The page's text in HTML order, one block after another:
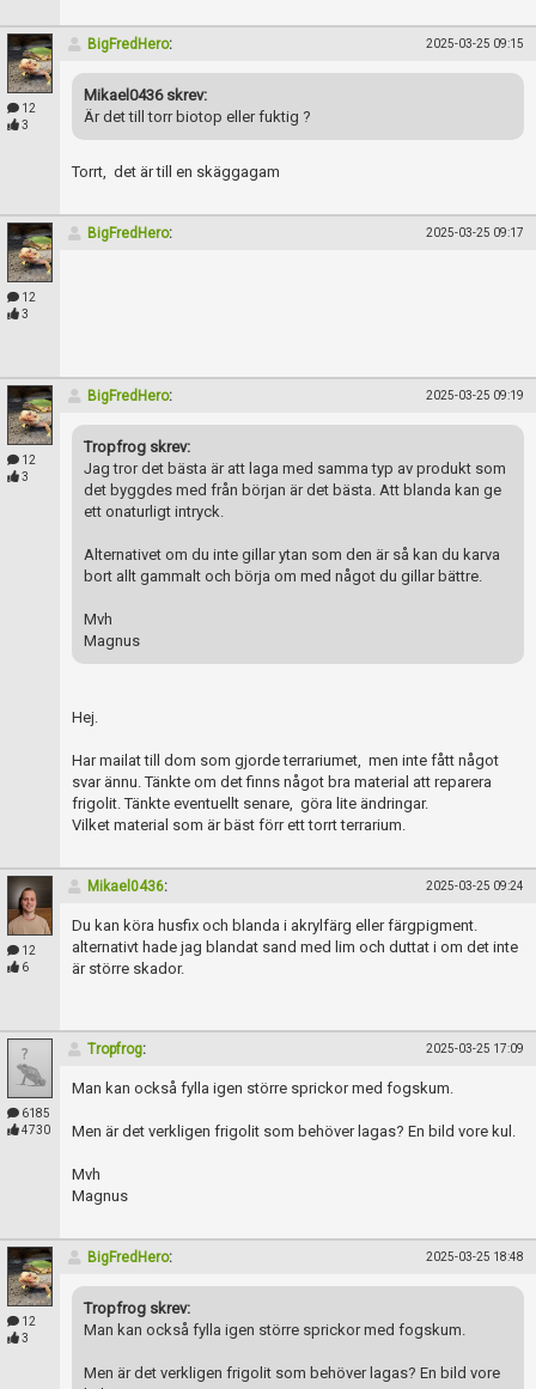
12
3
BigFredHero: 2025-03-25 09:15
Mikael0436 skrev:
Är det till torr biotop eller fuktig ?
Torrt, det är till en skäggagam
12
3
BigFredHero: 2025-03-25 09:17
12
3
BigFredHero: 2025-03-25 09:19
Tropfrog skrev:
Jag tror det bästa är att laga med samma typ av produkt som
det byggdes med från början är det bästa. Att blanda kan ge
ett onaturligt intryck.
Alternativet om du inte gillar ytan som den är så kan du karva
bort allt gammalt och börja om med något du gillar bättre.
Mvh
Magnus
Hej.
Har mailat till dom som gjorde terrariumet, men inte fått något
svar ännu. Tänkte om det finns något bra material att reparera
frigolit. Tänkte eventuellt senare, göra lite ändringar.
Vilket material som är bäst förr ett torrt terrarium.
12
6
Mikael0436: 2025-03-25 09:24
Du kan köra husfix och blanda i akrylfärg eller färgpigment.
alternativt hade jag blandat sand med lim och duttat i om det inte
är större skador.
6185
4730
Tropfrog: 2025-03-25 17:09
Man kan också fylla igen större sprickor med fogskum.
Men är det verkligen frigolit som behöver lagas? En bild vore kul.
Mvh
Magnus
12
3
BigFredHero: 2025-03-25 18:48
Tropfrog skrev:
Man kan också fylla igen större sprickor med fogskum.
Men är det verkligen frigolit som behöver lagas? En bild vore